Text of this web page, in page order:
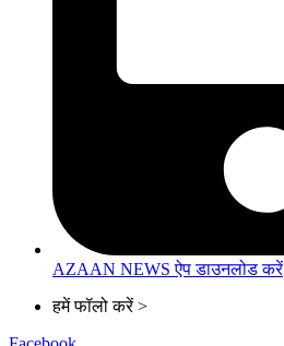
AZAAN NEWS ऐप डाउनलोड करें
हमें फॉलो करें >